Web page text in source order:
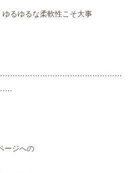
ゆるゆるな柔軟性こそ大事
ージへの